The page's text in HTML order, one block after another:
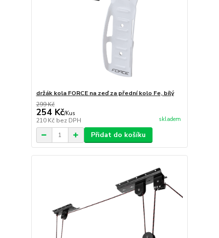
držák kola FORCE na zeď za přední kolo Fe, bílý
299 Kč
254 Kč/Kus
210 Kč bez DPH skladem
Přidat do košíku